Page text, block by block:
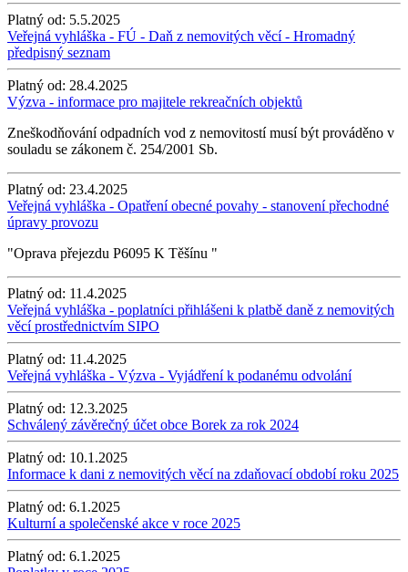
Platný od: 5.5.2025
Veřejná vyhláška - FÚ - Daň z nemovitých věcí - Hromadný
předpisný seznam
Platný od: 28.4.2025
Výzva - informace pro majitele rekreačních objektů
Zneškodňování odpadních vod z nemovitostí musí být prováděno v
souladu se zákonem č. 254/2001 Sb.
Platný od: 23.4.2025
Veřejná vyhláška - Opatření obecné povahy - stanovení přechodné
úpravy provozu
"Oprava přejezdu P6095 K Těšínu "
Platný od: 11.4.2025
Veřejná vyhláška - poplatníci přihlášeni k platbě daně z nemovitých
věcí prostřednictvím SIPO
Platný od: 11.4.2025
Veřejná vyhláška - Výzva - Vyjádření k podanému odvolání
Platný od: 12.3.2025
Schválený závěrečný účet obce Borek za rok 2024
Platný od: 10.1.2025
Informace k dani z nemovitých věcí na zdaňovací období roku 2025
Platný od: 6.1.2025
Kulturní a společenské akce v roce 2025
Platný od: 6.1.2025